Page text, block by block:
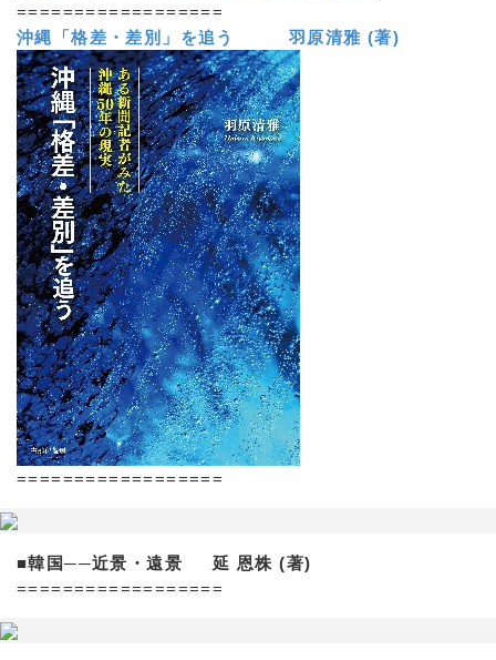
==================
沖縄「格差・差別」を追う 羽原清雅 (著)
==================
■韓国──近景・遠景 延 恩株 (著)
==================